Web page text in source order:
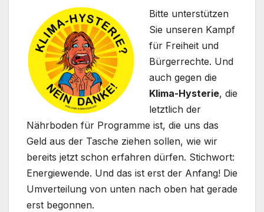
Bitte unterstützen
Sie unseren Kampf
für Freiheit und
Bürgerrechte. Und
auch gegen die
Klima-Hysterie, die
letztlich der
Nährboden für Programme ist, die uns das
Geld aus der Tasche ziehen sollen, wie wir
bereits jetzt schon erfahren dürfen. Stichwort:
Energiewende. Und das ist erst der Anfang! Die
Umverteilung von unten nach oben hat gerade
erst begonnen.